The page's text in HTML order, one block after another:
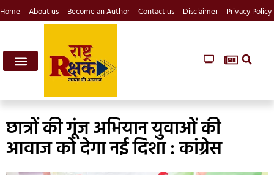
Home About us Become an Author Contact us Disclaimer Privacy Policy
छात्रों की गूंज अभियान युवाओं की
आवाज को देगा नई दिशा : कांग्रेस